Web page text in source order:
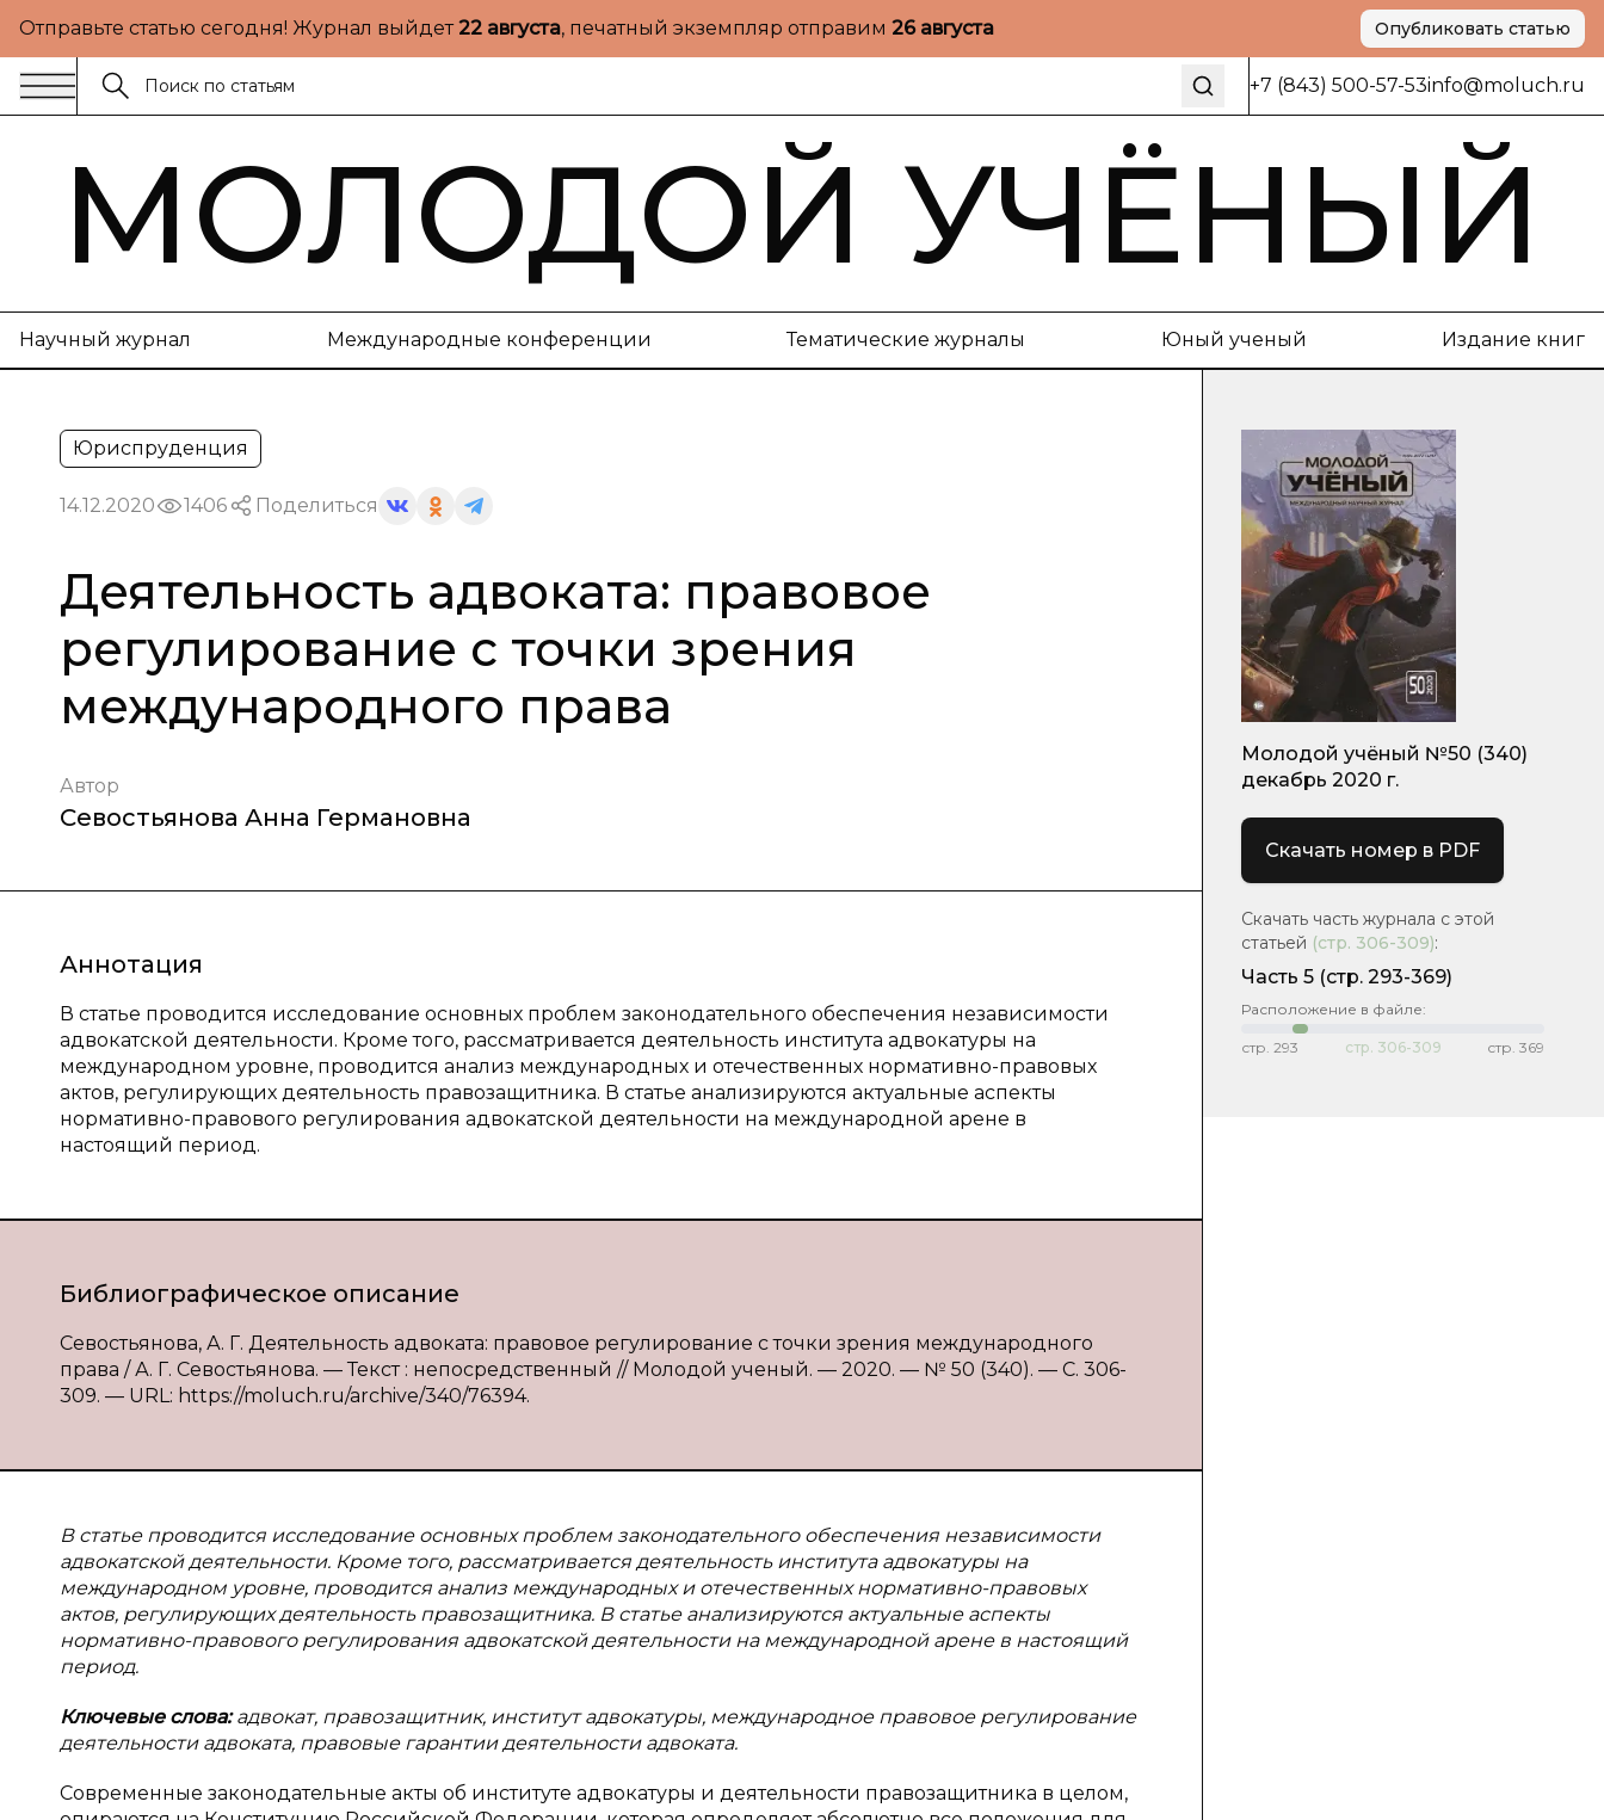
Отправьте статью сегодня! Журнал выйдет22 августа, печатный экземпляр отправим 26 августа Опубликовать статью
+7 (843) 500-57-53info@moluch.ru
МОЛОДОЙ УЧЁНЫЙ
Научный журнал Международные конференции Тематические журналы Юный ученый Издание книг
Юриспруденция
14.12.2020 1406 Поделиться
Деятельность адвоката: правовое
регулирование с точки зрения
международного права
Автор
Севостьянова Анна Германовна
Аннотация
В статье проводится исследование основных проблем законодательного обеспечения независимости
адвокатской деятельности. Кроме того, рассматривается деятельность института адвокатуры на
международном уровне, проводится анализ международных и отечественных нормативно-правовых
актов, регулирующих деятельность правозащитника. В статье анализируются актуальные аспекты
нормативно-правового регулирования адвокатской деятельности на международной арене в
настоящий период.
Библиографическое описание
Севостьянова, А. Г. Деятельность адвоката: правовое регулирование с точки зрения международного
права / А. Г. Севостьянова. — Текст : непосредственный // Молодой ученый. — 2020. — № 50 (340). — С. 306-
309. — URL: https://moluch.ru/archive/340/76394.
В статье проводится исследование основных проблем законодательного обеспечения независимости
адвокатской деятельности. Кроме того, рассматривается деятельность института адвокатуры на
международном уровне, проводится анализ международных и отечественных нормативно-правовых
актов, регулирующих деятельность правозащитника. В статье анализируются актуальные аспекты
нормативно-правового регулирования адвокатской деятельности на международной арене в настоящий
период.
Ключевые слова:адвокат, правозащитник, институт адвокатуры, международное правовое регулирование
деятельности адвоката, правовые гарантии деятельности адвоката.
Современные законодательные акты об институте адвокатуры и деятельности правозащитника в целом,
Молодой учёный №50 (340)
декабрь 2020 г.
Скачать номер в PDF
Скачать часть журнала с этой
статьей (стр. 306-309):
Часть 5 (стр. 293-369)
Расположение в файле:
стр. 293 стр. 306-309 стр. 369